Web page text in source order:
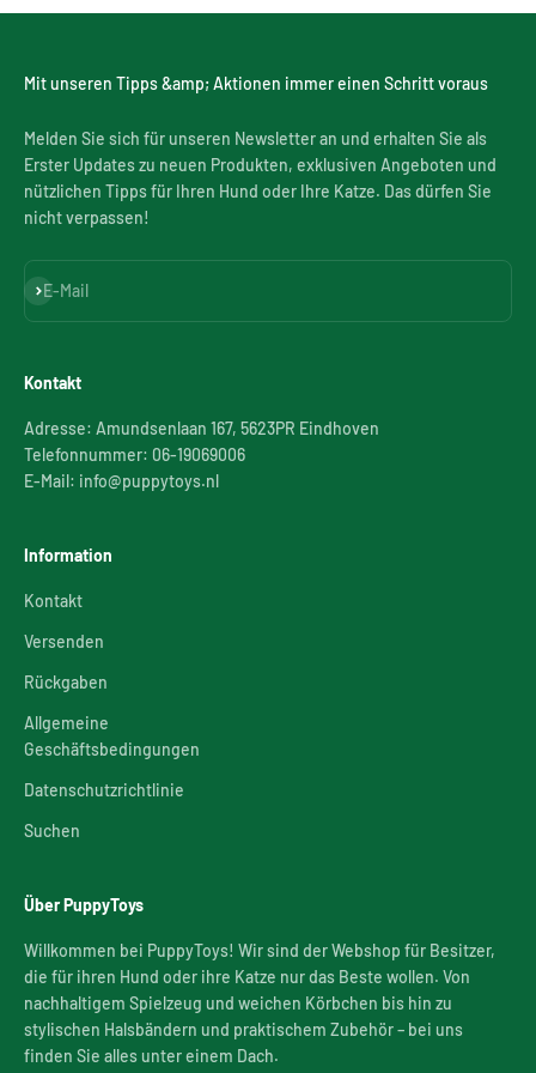
Mit unseren Tipps &amp; Aktionen immer einen Schritt voraus
Melden Sie sich für unseren Newsletter an und erhalten Sie als
Erster Updates zu neuen Produkten, exklusiven Angeboten und
nützlichen Tipps für Ihren Hund oder Ihre Katze. Das dürfen Sie
nicht verpassen!
E-Mail
Abonnieren
Kontakt
Adresse: Amundsenlaan 167, 5623PR Eindhoven
Telefonnummer: 06-19069006
E-Mail: info@puppytoys.nl
Information
Kontakt
Versenden
Rückgaben
Allgemeine
Geschäftsbedingungen
Datenschutzrichtlinie
Suchen
Über PuppyToys
Willkommen bei PuppyToys! Wir sind der Webshop für Besitzer,
die für ihren Hund oder ihre Katze nur das Beste wollen. Von
nachhaltigem Spielzeug und weichen Körbchen bis hin zu
stylischen Halsbändern und praktischem Zubehör – bei uns
finden Sie alles unter einem Dach.